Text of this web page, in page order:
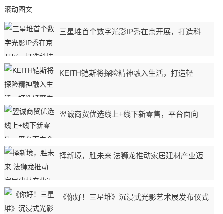
滚动图文
三星堆首个数字光影IP秀在京开展，打造科
KEITH铠斯将探险精神融入生活，打造轻
​翌诚商贸优选线上+线下新零售，平台面向
择新境，胜未来 法狮龙推动家居建材产业迈
《你好！三星堆》沉浸式光影艺术展发布仪式